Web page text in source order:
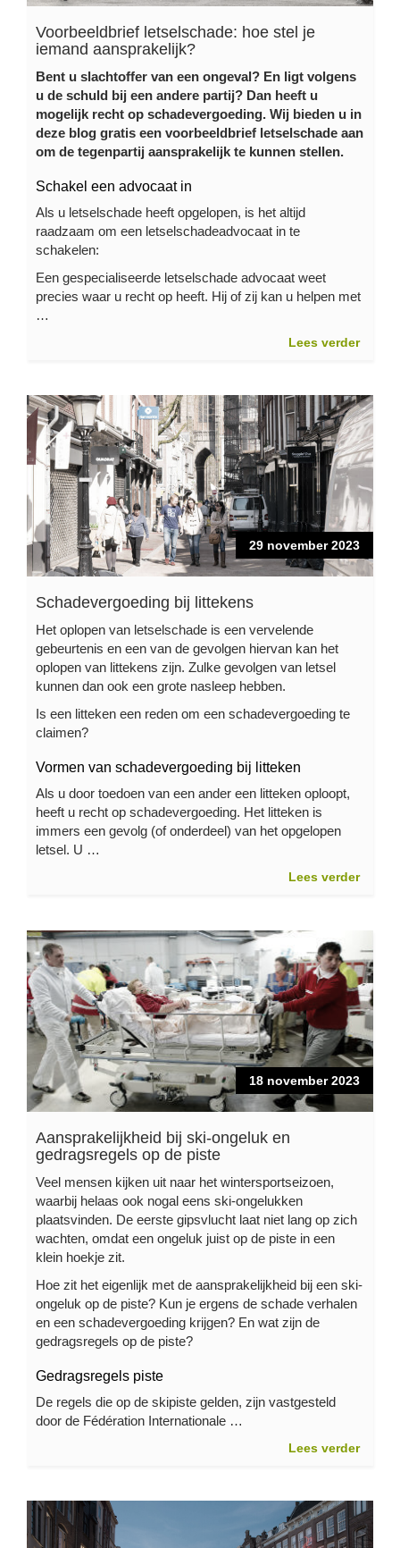
Voorbeeldbrief letselschade: hoe stel je
iemand aansprakelijk?
Bent u slachtoffer van een ongeval? En ligt volgens
u de schuld bij een andere partij? Dan heeft u
mogelijk recht op schadevergoeding. Wij bieden u in
deze blog gratis een voorbeeldbrief letselschade aan
om de tegenpartij aansprakelijk te kunnen stellen.
Schakel een advocaat in
Als u letselschade heeft opgelopen, is het altijd
raadzaam om een letselschadeadvocaat in te
schakelen:
Een gespecialiseerde letselschade advocaat weet
precies waar u recht op heeft. Hij of zij kan u helpen met
…
Lees verder
29 november 2023
Schadevergoeding bij littekens
Het oplopen van letselschade is een vervelende
gebeurtenis en een van de gevolgen hiervan kan het
oplopen van littekens zijn. Zulke gevolgen van letsel
kunnen dan ook een grote nasleep hebben.
Is een litteken een reden om een schadevergoeding te
claimen?
Vormen van schadevergoeding bij litteken
Als u door toedoen van een ander een litteken oploopt,
heeft u recht op schadevergoeding. Het litteken is
immers een gevolg (of onderdeel) van het opgelopen
letsel. U …
Lees verder
18 november 2023
Aansprakelijkheid bij ski-ongeluk en
gedragsregels op de piste
Veel mensen kijken uit naar het wintersportseizoen,
waarbij helaas ook nogal eens ski-ongelukken
plaatsvinden. De eerste gipsvlucht laat niet lang op zich
wachten, omdat een ongeluk juist op de piste in een
klein hoekje zit.
Hoe zit het eigenlijk met de aansprakelijkheid bij een ski-
ongeluk op de piste? Kun je ergens de schade verhalen
en een schadevergoeding krijgen? En wat zijn de
gedragsregels op de piste?
Gedragsregels piste
De regels die op de skipiste gelden, zijn vastgesteld
door de Fédération Internationale …
Lees verder